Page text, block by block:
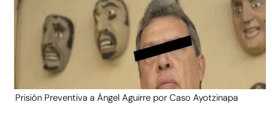
Prisión Preventiva a Ángel Aguirre por Caso Ayotzinapa